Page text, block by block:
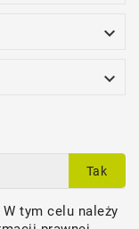


Tak
tym celu należy